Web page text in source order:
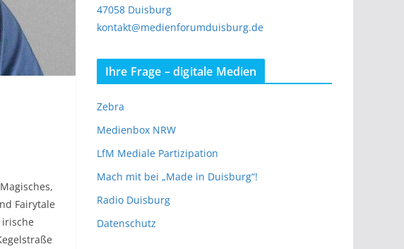
Fairytale
irische
47058 Duisburg
kontakt@medienforumduisburg.de
Ihre Frage – digitale Medien
Zebra
Medienbox NRW
LfM Mediale Partizipation
Mach mit bei „Made in Duisburg“!
Radio Duisburg
Datenschutz